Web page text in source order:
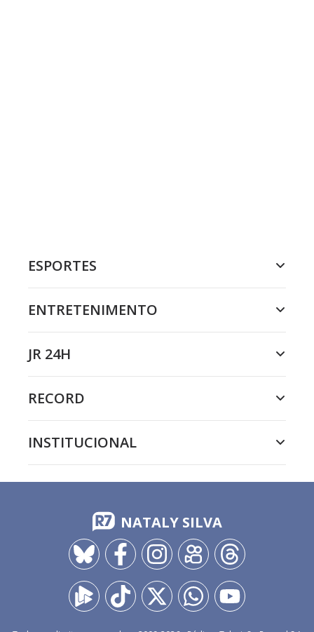
ESPORTES
ENTRETENIMENTO
JR 24H
RECORD
INSTITUCIONAL
NATALY SILVA